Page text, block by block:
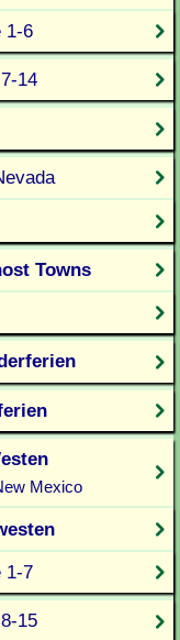
1-6
14
Towns
Mexico
1-7
15